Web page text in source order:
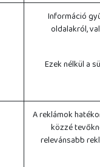
Információ
oldalakról,
Ezek nélkül a
A reklámok
közzé
relevánsabb